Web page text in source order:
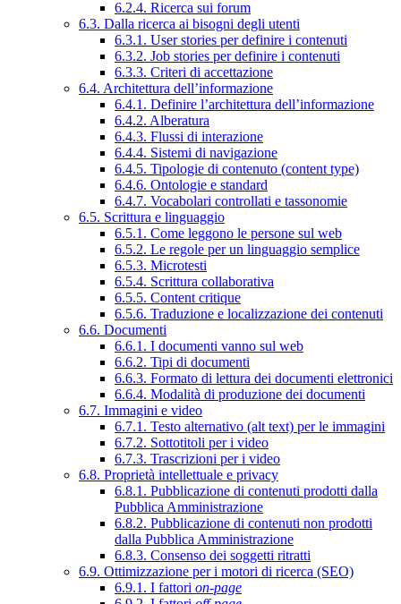
6.2.4. Ricerca sui forum
6.3. Dalla ricerca ai bisogni degli utenti
6.3.1. User stories per definire i contenuti
6.3.2. Job stories per definire i contenuti
6.3.3. Criteri di accettazione
6.4. Architettura dell’informazione
6.4.1. Definire l’architettura dell’informazione
6.4.2. Alberatura
6.4.3. Flussi di interazione
6.4.4. Sistemi di navigazione
6.4.5. Tipologie di contenuto (content type)
6.4.6. Ontologie e standard
6.4.7. Vocabolari controllati e tassonomie
6.5. Scrittura e linguaggio
6.5.1. Come leggono le persone sul web
6.5.2. Le regole per un linguaggio semplice
6.5.3. Microtesti
6.5.4. Scrittura collaborativa
6.5.5. Content critique
6.5.6. Traduzione e localizzazione dei contenuti
6.6. Documenti
6.6.1. I documenti vanno sul web
6.6.2. Tipi di documenti
6.6.3. Formato di lettura dei documenti elettronici
6.6.4. Modalità di produzione dei documenti
6.7. Immagini e video
6.7.1. Testo alternativo (alt text) per le immagini
6.7.2. Sottotitoli per i video
6.7.3. Trascrizioni per i video
6.8. Proprietà intellettuale e privacy
6.8.1. Pubblicazione di contenuti prodotti dalla
Pubblica Amministrazione
6.8.2. Pubblicazione di contenuti non prodotti
dalla Pubblica Amministrazione
6.8.3. Consenso dei soggetti ritratti
6.9. Ottimizzazione per i motori di ricerca (SEO)
6.9.1. I fattori on-page